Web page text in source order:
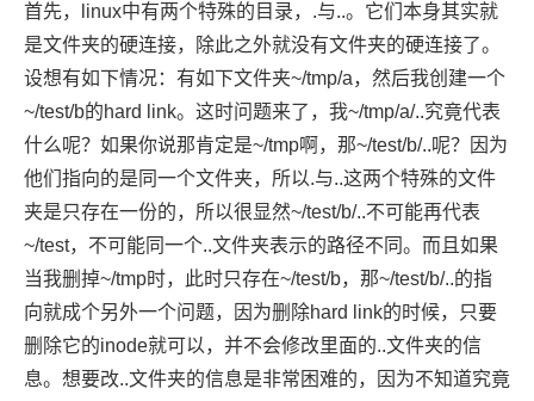
首先，linux中有两个特殊的目录，.与..。它们本身其实就
是文件夹的硬连接，除此之外就没有文件夹的硬连接了。
设想有如下情况：有如下文件夹~/tmp/a，然后我创建一个
~/test/b的hard link。这时问题来了，我~/tmp/a/..究竟代表
什么呢？如果你说那肯定是~/tmp啊，那~/test/b/..呢？因为
他们指向的是同一个文件夹，所以.与..这两个特殊的文件
夹是只存在一份的，所以很显然~/test/b/..不可能再代表
~/test，不可能同一个..文件夹表示的路径不同。而且如果
当我删掉~/tmp时，此时只存在~/test/b，那~/test/b/..的指
向就成个另外一个问题，因为删除hard link的时候，只要
删除它的inode就可以，并不会修改里面的..文件夹的信
息。想要改..文件夹的信息是非常困难的，因为不知道究竟